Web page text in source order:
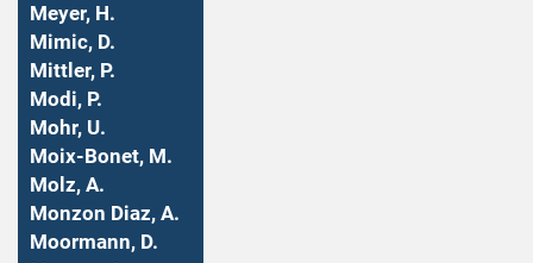
Meyer, H.
Mimic, D.
Mittler, P.
Modi, P.
Mohr, U.
Moix-Bonet, M.
Molz, A.
Monzon Diaz, A.
Moormann, D.